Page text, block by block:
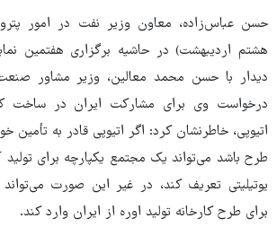
حسن عباس‌زاده، معاون وزیر نفت در امور
هشتم اردیبهشت) در حاشیه برگزاری هفتمین
دیدار با حسن محمد معالین، وزیر مشاور
درخواست وی برای مشارکت ایران در ساخت
اتیوپی، خاطرنشان کرد: اگر اتیوپی قادر به تأمین
طرح باشد می‌تواند یک مجتمع یکپارچه برای تولید
یوتیلیتی تعریف کند، در غیر این صورت می‌تواند
برای طرح کارخانه تولید اوره از ایران وارد کند.